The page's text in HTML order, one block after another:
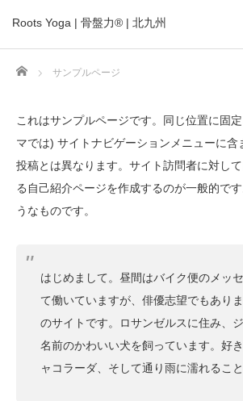
Roots Yoga | 骨盤力® | 北九州
Home サンプルページ
これはサンプルページです。同じ位置に固
マでは) サイトナビゲーションメニューに含
投稿とは異なります。サイト訪問者に対し
る自己紹介ページを作成するのが一般的で
うなものです。
はじめまして。昼間はバイク便のメッ
て働いていますが、俳優志望でもあり
のサイトです。ロサンゼルスに住み、
名前のかわいい犬を飼っています。好
ャコラーダ、そして通り雨に濡れること